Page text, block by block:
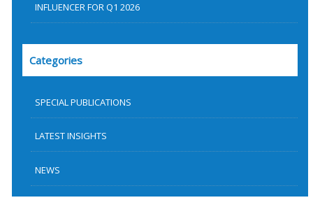
INFLUENCER FOR Q1 2026
Categories
SPECIAL PUBLICATIONS
LATEST INSIGHTS
NEWS